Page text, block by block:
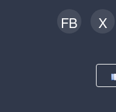
FB X